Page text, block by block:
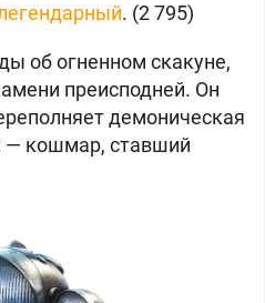
. (2 795)
об огненном скакуне,
преисподней. Он
демоническая
— кошмар, ставший